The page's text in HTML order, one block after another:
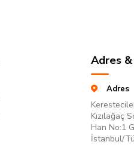
Adres
Adres
Kızılağaç
Han No:1
İstanbul/